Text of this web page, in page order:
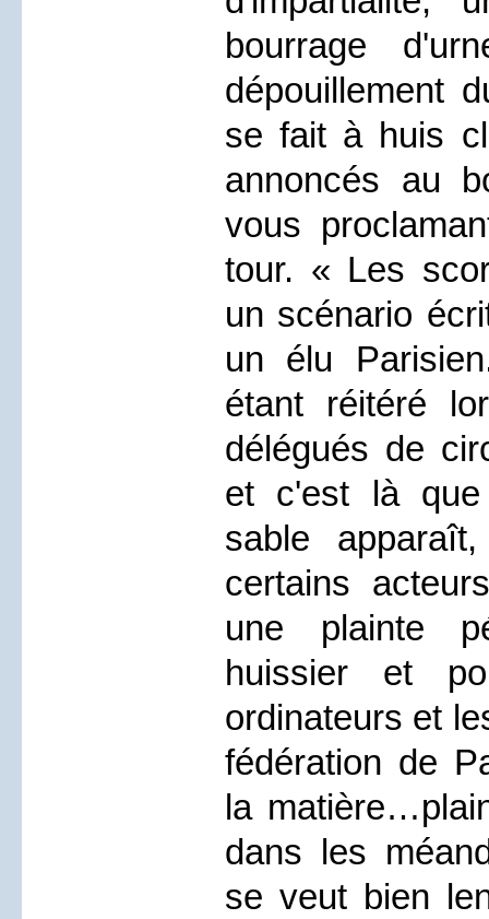
bourrage
dépouillement
se fait à huis
annoncés au
vous
tour. « Les
un scénario
un élu
étant réitéré
délégués de
et c'est là
sable
certains
une plainte
huissier et
ordinateurs et
fédération de
la
dans les
se veut bien